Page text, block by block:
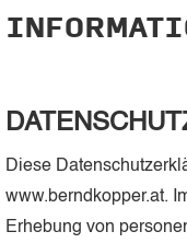
Diese
www.berndkopper.at.
Erhebung von